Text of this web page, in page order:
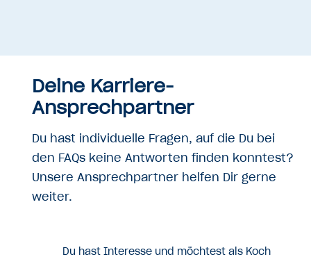
Deine Karriere-
Ansprechpartner
Du hast individuelle Fragen, auf die Du bei
den FAQs keine Antworten finden konntest?
Unsere Ansprechpartner helfen Dir gerne
weiter.
Du hast Interesse und möchtest als Koch